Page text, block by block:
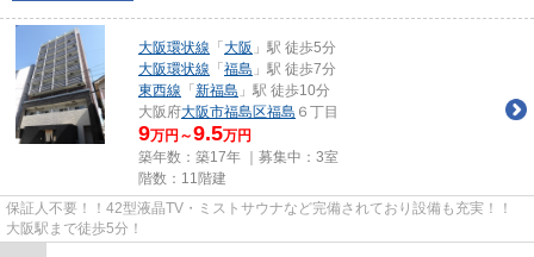
大阪環状線 「 大阪 」駅 徒歩5分
大阪環状線 「 福島 」駅 徒歩7分
東西線 「 新福島 」駅 徒歩10分
大阪府大阪市福島区福島 ６丁目
9万円～9.5万円
築年数：築17年 ｜募集中： 3室
階数：11階建
保証人不要！！42型液晶TV・ミストサウナなど完備されており設備も充実！！
大阪駅まで徒歩5分！